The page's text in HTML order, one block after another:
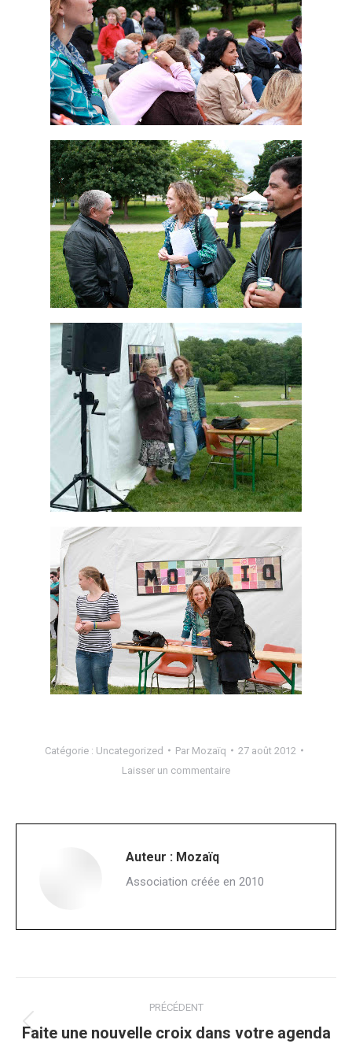
Catégorie : Uncategorized Par Mozaïq
27 août 2012
Laisser un commentaire
Auteur : Mozaïq
Association créée en 2010
article
PRÉCÉDENT
Article
Faite une nouvelle croix dans votre agenda